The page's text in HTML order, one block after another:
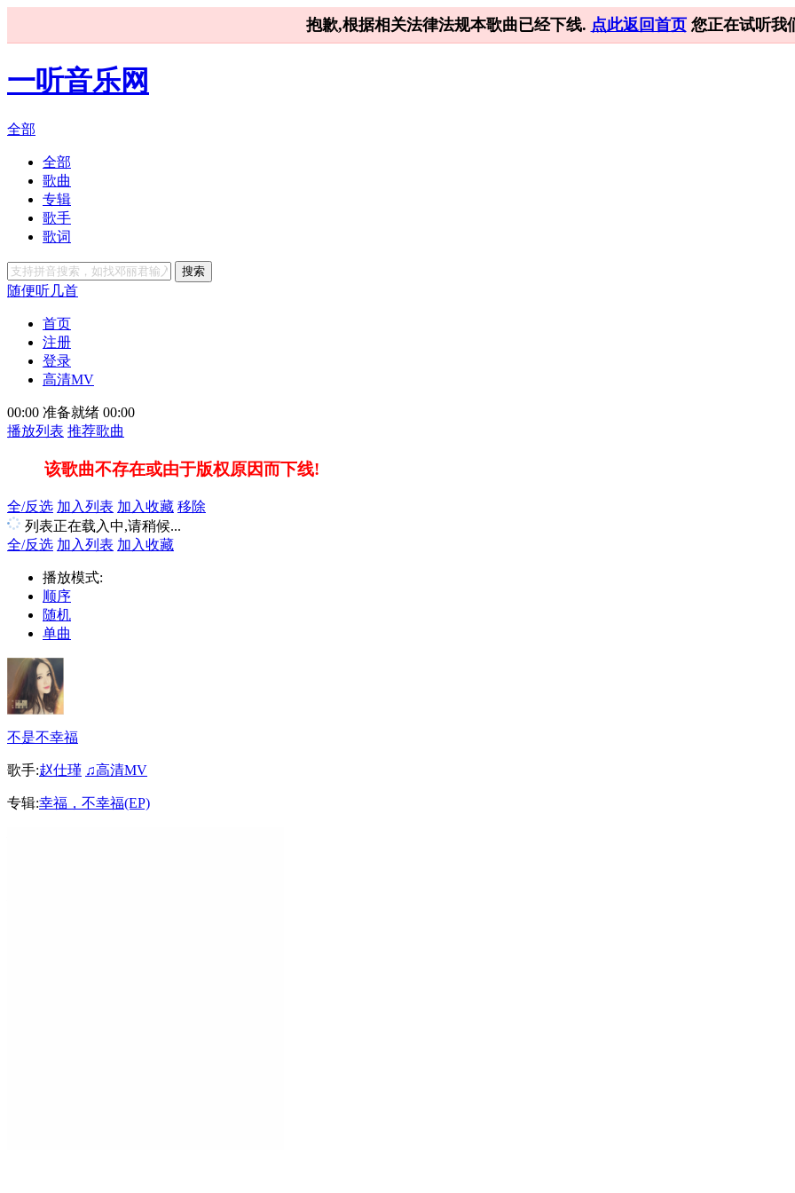
抱歉,根据相关法律法规本歌曲已经下线. 点此返回首页您正在试听我
一听音乐网
全部
全部
歌曲
专辑
歌手
歌词
搜索
随便听几首
首页
注册
登录
高清MV
00:00 准备就绪 00:00
播放列表 推荐歌曲
该歌曲不存在或由于版权原因而下线!
全/反选 加入列表 加入收藏 移除
列表正在载入中,请稍候...
全/反选 加入列表 加入收藏
播放模式:
顺序
随机
单曲
不是不幸福
歌手:赵仕瑾 ♫高清MV
专辑:幸福，不幸福(EP)